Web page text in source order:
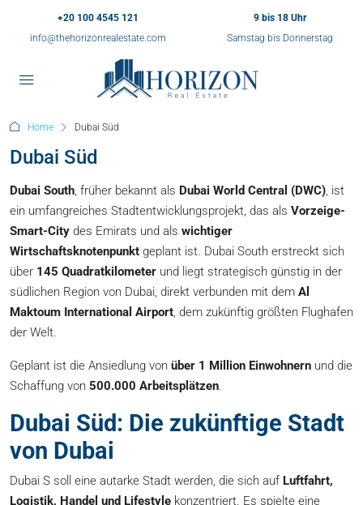
+20 100 4545 121
info@thehorizonrealestate.com
9 bis 18 Uhr
Samstag bis Donnerstag
Home Dubai Süd
Dubai Süd
Dubai South, früher bekannt als Dubai World Central (DWC), ist
ein umfangreiches Stadtentwicklungsprojekt, das als Vorzeige-
Smart-City des Emirats und als wichtiger
Wirtschaftsknotenpunkt geplant ist. Dubai South erstreckt sich
über 145 Quadratkilometer und liegt strategisch günstig in der
südlichen Region von Dubai, direkt verbunden mit dem Al
Maktoum International Airport, dem zukünftig größten Flughafen
der Welt.
Geplant ist die Ansiedlung von über 1 Million Einwohnern und die
Schaffung von 500.000 Arbeitsplätzen.
Dubai Süd: Die zukünftige Stadt
von Dubai
Dubai S soll eine autarke Stadt werden, die sich auf Luftfahrt,
Logistik, Handel und Lifestyle konzentriert. Es spielte eine